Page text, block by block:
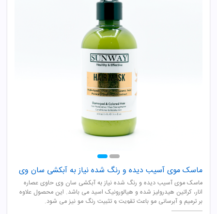
ماسک موی آسیب دیده و رنگ شده نیاز به آبکشی سان وی
ماسک موی آسیب دیده و رنگ شده نیاز به آبکشی سان وی حاوی عصاره
انار، کراتین هیدرولیز شده و هیالورونیک اسید می باشد. این محصول علاوه
بر ترمیم و آبرسانی مو باعث تقویت و تثبیت رنگ مو نیز می شود.